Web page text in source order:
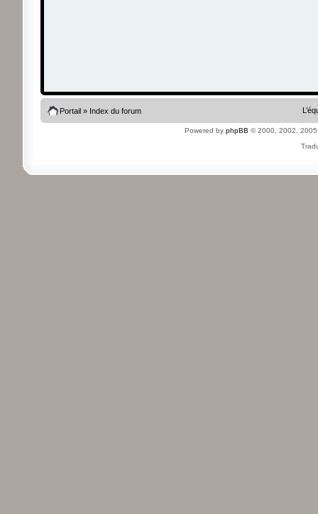
Portail» Index du forum
Powered by phpBB © 2000, 2002,